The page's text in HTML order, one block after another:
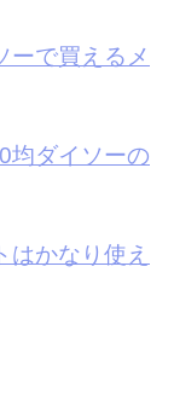
ーで買えるメ
均ダイソーの
かなり使え